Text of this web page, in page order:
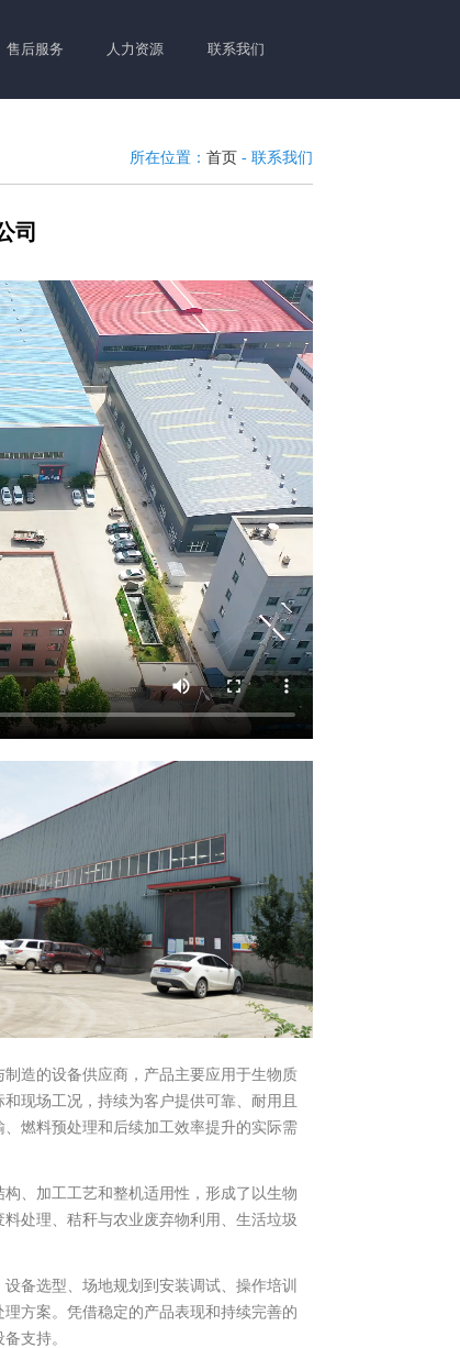
售后服务 人力资源 联系我们
所在位置： 首页 - 联系我们
司
造的设备供应商，产品主要应用于生物质
现场工况，持续为客户提供可靠、耐用且
燃料预处理和后续加工效率提升的实际需
、加工工艺和整机适用性，形成了以生物
处理、秸秆与农业废弃物利用、生活垃圾
备选型、场地规划到安装调试、操作培训
方案。凭借稳定的产品表现和持续完善的
支持。